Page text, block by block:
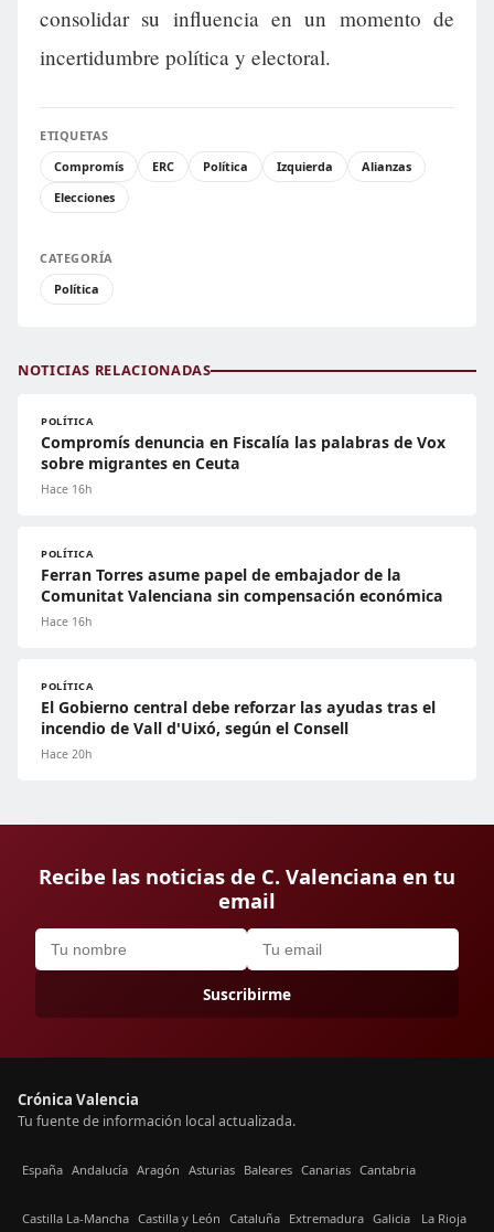
consolidar su influencia en un momento de
incertidumbre política y electoral.
ETIQUETAS
Compromís
ERC Política Izquierda
Alianzas
Elecciones
CATEGORÍA
Política
NOTICIAS RELACIONADAS
POLÍTICA
Compromís denuncia en Fiscalía las palabras de Vox
sobre migrantes en Ceuta
Hace 16h
POLÍTICA
Ferran Torres asume papel de embajador de la
Comunitat Valenciana sin compensación económica
Hace 16h
POLÍTICA
El Gobierno central debe reforzar las ayudas tras el
incendio de Vall d'Uixó, según el Consell
Hace 20h
Recibe las noticias de C. Valenciana en tu
email
Suscribirme
Crónica Valencia
Tu fuente de información local actualizada.
España Andalucía Aragón Asturias Baleares Canarias Cantabria
Castilla La-Mancha Castilla y León Cataluña Extremadura Galicia La Rioja